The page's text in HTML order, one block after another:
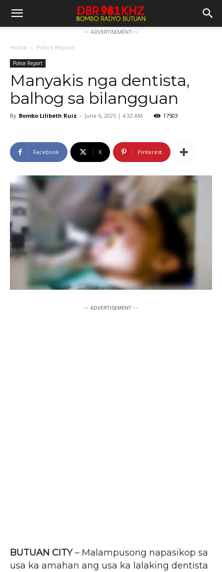
-- ADVERTISEMENT --
Home Police Report
Police Report
Manyakis nga dentista,
balhog sa bilangguan
By Bombo Lilibeth Ruiz - June 6, 2025 | 4:32 AM 17503
Facebook X Pinterest
-- ADVERTISEMENT --
BUTUAN CITY– Malampusong napasikop sa
usa ka amahan ang usa ka lalaking dentista